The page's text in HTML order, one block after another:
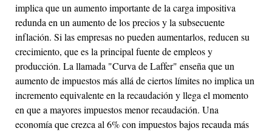
implica que un aumento importante de la carga impositiva
redunda en un aumento de los precios y la subsecuente
inflación. Si las empresas no pueden aumentarlos, reducen su
crecimiento, que es la principal fuente de empleos y
producción. La llamada "Curva de Laffer" enseña que un
aumento de impuestos más allá de ciertos límites no implica un
incremento equivalente en la recaudación y llega el momento
en que a mayores impuestos menor recaudación. Una
economía que crezca al 6% con impuestos bajos recauda más